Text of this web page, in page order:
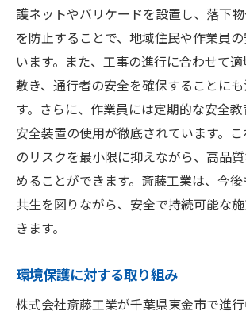
護ネットやバリケードを設置し、落下
を防止することで、地域住民や作業員
います。また、工事の進行に合わせて
敷き、通行者の安全を確保することに
す。さらに、作業員には定期的な安全教
安全装置の使用が徹底されています。
のリスクを最小限に抑えながら、高品
めることができます。斎藤工業は、今
共生を図りながら、安全で持続可能な
きます。
環境保護に対する取り組み
株式会社斎藤工業が千葉県東金市で進